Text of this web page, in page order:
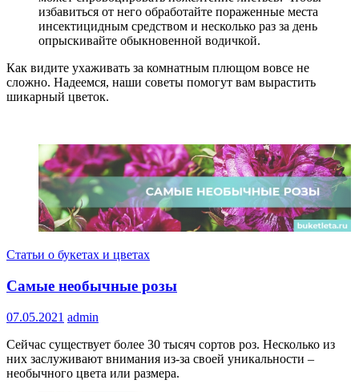
избавиться от него обработайте пораженные места
инсектицидным средством и несколько раз за день
опрыскивайте обыкновенной водичкой.
Как видите ухаживать за комнатным плющом вовсе не
сложно. Надеемся, наши советы помогут вам вырастить
шикарный цветок.
Статьи о букетах и цветах
Самые необычные розы
07.05.2021 admin
Сейчас существует более 30 тысяч сортов роз. Несколько из
них заслуживают внимания из-за своей уникальности –
необычного цвета или размера.